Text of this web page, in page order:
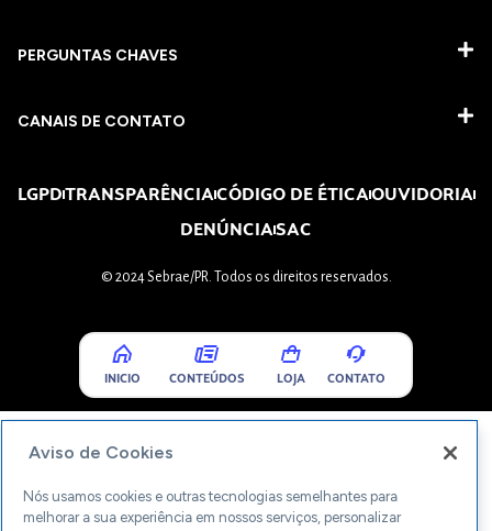
PERGUNTAS CHAVES​
CANAIS DE CONTATO
LGPDTRANSPARÊNCIACÓDIGO DE ÉTICAOUVIDORIA
DENÚNCIASAC
© 2024 Sebrae/PR. Todos os direitos reservados.
INICIO CONTEÚDOS LOJA CONTATO
Aviso de Cookies
Nós usamos cookies e outras tecnologias semelhantes para
melhorar a sua experiência em nossos serviços, personalizar